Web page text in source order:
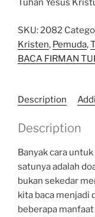
Tuhan Yesus
SKU:2082
Kristen, Pemuda,
BACA FIRMAN
Description
Description
Banyak cara
satunya adalah
bukan sekedar
kita baca menjadi
beberapa